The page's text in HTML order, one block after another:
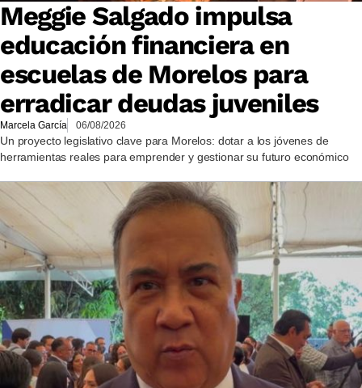
Meggie Salgado impulsa
educación financiera en
escuelas de Morelos para
erradicar deudas juveniles
Marcela García 06/08/2026
Un proyecto legislativo clave para Morelos: dotar a los jóvenes de
herramientas reales para emprender y gestionar su futuro económico